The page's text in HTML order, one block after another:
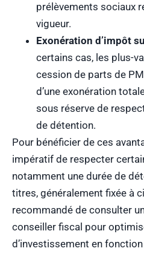
prélèvements sociaux
vigueur.
Exonération d’impôt
certains cas, les plus-
cession de parts de
d’une exonération
sous réserve de
de détention.
Pour bénéficier de ces
impératif de respecter
notamment une durée de
titres, généralement fixée à
recommandé de consulter
conseiller fiscal pour
d’investissement en